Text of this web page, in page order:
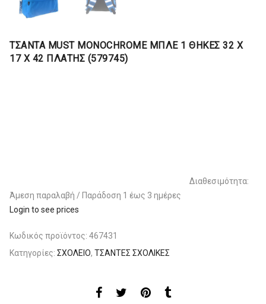
ΤΣΑΝΤΑ MUST MONOCHROME ΜΠΛΕ 1 ΘΗΚΕΣ 32 Χ
17 X 42 ΠΛΑΤΗΣ (579745)
Διαθεσιμότητα:
Άμεση παραλαβή / Παράδoση 1 έως 3 ημέρες
Login to see prices
Κωδικός προϊόντος: 467431
Κατηγορίες: ΣΧΟΛΕΙΟ, ΤΣΑΝΤΕΣ ΣΧΟΛΙΚΕΣ